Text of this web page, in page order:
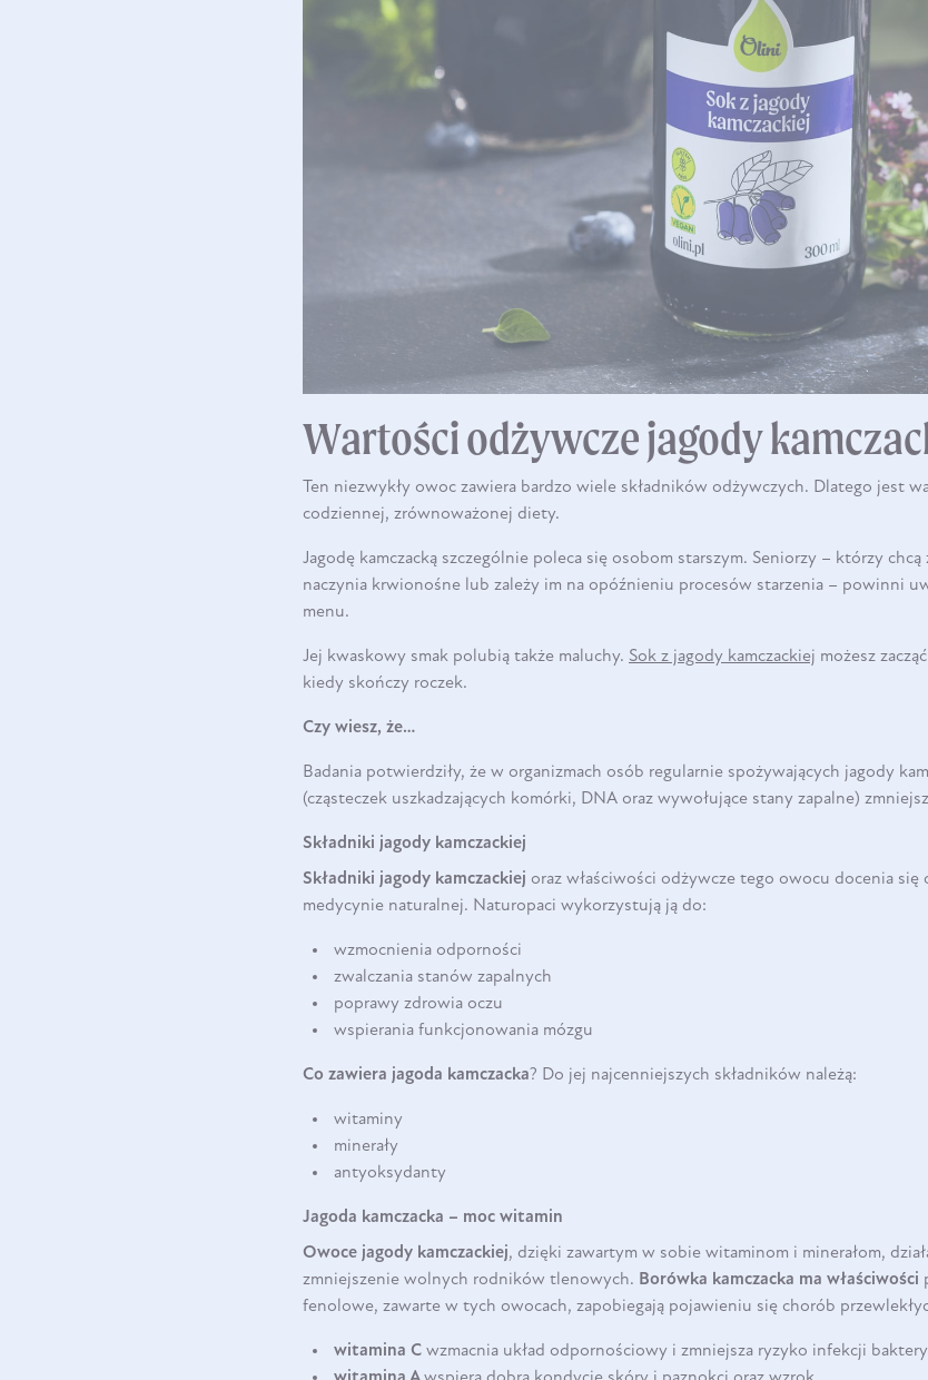
Wartości odżywcze jagody
Ten niezwykły owoc zawiera bardzo wiele składników odżywczych. Dlatego jest
codziennej, zrównoważonej diety.
Jagodę kamczacką szczególnie poleca się osobom starszym. Seniorzy – którzy
naczynia krwionośne lub zależy im na opóźnieniu procesów starzenia – powinni
menu.
Jej kwaskowy smak polubią także maluchy. Sok z jagody kamczackiej możesz
kiedy skończy roczek.
Czy wiesz, że…
Badania potwierdziły, że w organizmach osób regularnie spożywających jagody
(cząsteczek uszkadzających komórki, DNA oraz wywołujące stany zapalne)
Składniki jagody kamczackiej
Składniki jagody kamczackiej oraz właściwości odżywcze tego owocu docenia
medycynie naturalnej. Naturopaci wykorzystują ją do:
wzmocnienia odporności
zwalczania stanów zapalnych
poprawy zdrowia oczu
wspierania funkcjonowania mózgu
Co zawiera jagoda kamczacka? Do jej najcenniejszych składników należą:
witaminy
minerały
antyoksydanty
Jagoda kamczacka – moc witamin
Owoce jagody kamczackiej, dzięki zawartym w sobie witaminom i minerałom,
zmniejszenie wolnych rodników tlenowych. Borówka kamczacka ma właściwości
fenolowe, zawarte w tych owocach, zapobiegają pojawieniu się chorób
witamina C wzmacnia układ odpornościowy i zmniejsza ryzyko infekcji